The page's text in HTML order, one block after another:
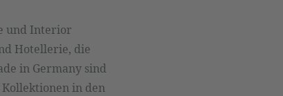
und Interior
Hotellerie, die
in Germany sind
in den